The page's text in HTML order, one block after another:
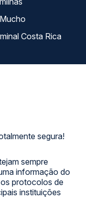
segura!
sempre
informação do
protocolos de
instituições
La terminal Costa Rica